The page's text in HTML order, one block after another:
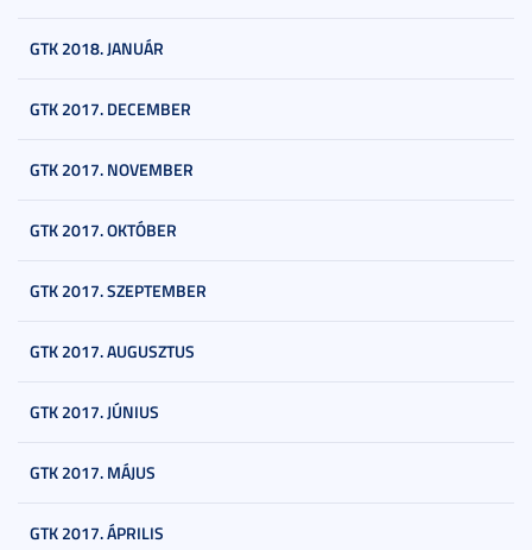
GTK 2018. JANUÁR
GTK 2017. DECEMBER
GTK 2017. NOVEMBER
GTK 2017. OKTÓBER
GTK 2017. SZEPTEMBER
GTK 2017. AUGUSZTUS
GTK 2017. JÚNIUS
GTK 2017. MÁJUS
GTK 2017. ÁPRILIS